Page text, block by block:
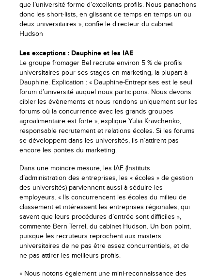
que l’université forme d’excellents profils. Nous panachons
donc les short-lists, en glissant de temps en temps un ou
deux universitaires », confie le directeur du cabinet
Hudson
Les exceptions : Dauphine et les IAE
Le groupe fromager Bel recrute environ 5 % de profils
universitaires pour ses stages en marketing, la plupart à
Dauphine. Explication : « Dauphine-Entreprises est le seul
forum d’université auquel nous participons. Nous devons
cibler les évènements et nous rendons uniquement sur les
forums où la concurrence avec les grands groupes
agroalimentaire est forte », explique Yulia Kravchenko,
responsable recrutement et relations écoles. Si les forums
se développent dans les universités, ils n’attirent pas
encore les pontes du marketing.
Dans une moindre mesure, les IAE (Instituts
d’administration des entreprises, les « écoles » de gestion
des universités) parviennent aussi à séduire les
employeurs. « Ils concurrencent les écoles du milieu de
classement et intéressent les entreprises régionales, qui
savent que leurs procédures d’entrée sont difficiles »,
commente Bern Terrel, du cabinet Hudson. Un bon point,
puisque les recruteurs reprochent aux masters
universitaires de ne pas être assez concurrentiels, et de
ne pas attirer les meilleurs profils.
« Nous notons également une mini-reconnaissance des